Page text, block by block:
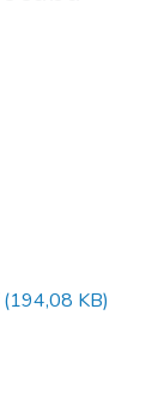
(194,08 KB)